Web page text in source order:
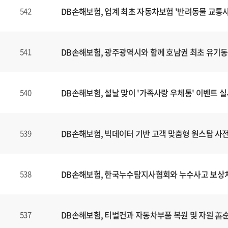
542 DB손해보험, 업계 최초 자동차보험 '반려동물 교통
541 DB손해보험, 광주광역시와 함께 호남권 최초 유기
540 DB손해보험, 설날 맞이 '가족사랑 우체통' 이벤트
539 DB손해보험, 빅데이터 기반 고객 맞춤형 원스탑
538 DB손해보험, 한국누수탐지사협회와 누수사고 보
537 DB손해보험, 티벌컨과 자동차부품 복원 및 자원 善